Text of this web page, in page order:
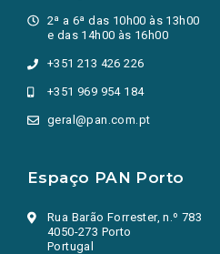
2ª a 6ª das 10h00 às 13h00
e das 14h00 às 16h00
+351 213 426 226
+351 969 954 184
geral@pan.com.pt
Espaço PAN Porto
Rua Barão Forrester, n.º 783
4050-273 Porto
Portugal